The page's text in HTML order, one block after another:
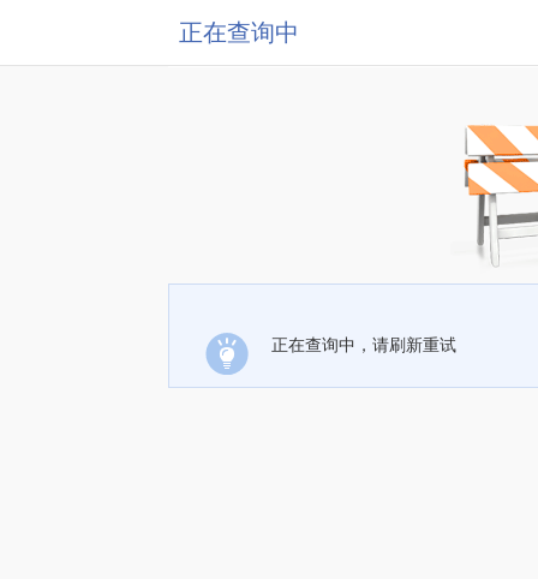
正在查询中
正在查询中，请刷新重试